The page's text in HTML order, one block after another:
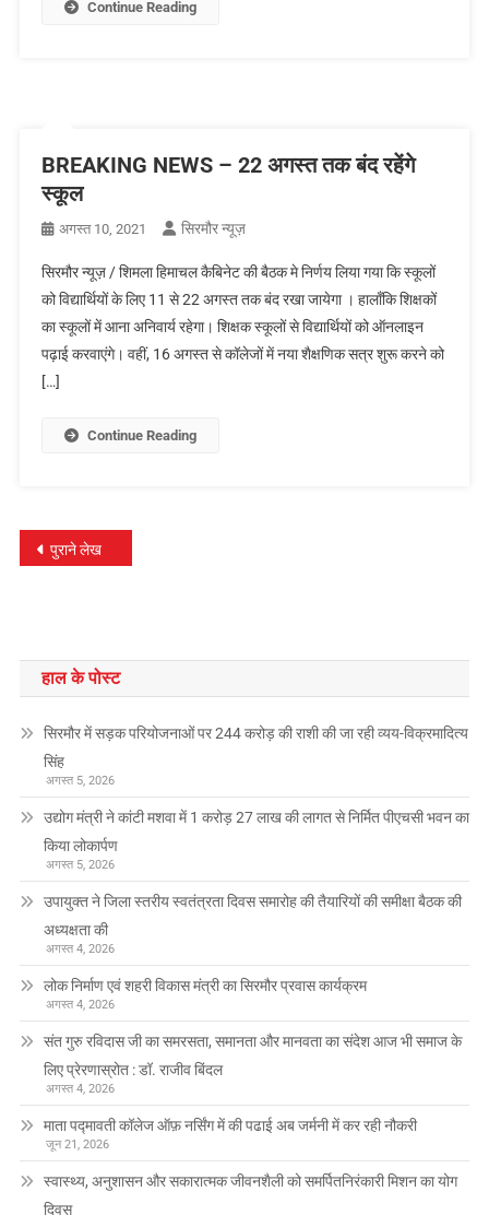
Continue Reading
BREAKING NEWS – 22 अगस्त तक बंद रहेंगे
स्कूल
अगस्त 10, 2021 सिरमौर न्यूज़
सिरमौर न्यूज़ / शिमला हिमाचल कैबिनेट की बैठक मे निर्णय लिया गया कि स्कूलों
को विद्यार्थियों के लिए 11 से 22 अगस्त तक बंद रखा जायेगा । हालाँकि शिक्षकों
का स्कूलों में आना अनिवार्य रहेगा। शिक्षक स्कूलों से विद्यार्थियों को ऑनलाइन
पढ़ाई करवाएंगे। वहीं, 16 अगस्त से कॉलेजों में नया शैक्षणिक सत्र शुरू करने को
[…]
Continue Reading
पोस्ट्स
पुराने लेख
हाल के पोस्ट
सिरमौर में सड़क परियोजनाओं पर 244 करोड़ की राशी की जा रही व्यय-विक्रमादित्य
सिंह
अगस्त 5, 2026
उद्योग मंत्री ने कांटी मशवा में 1 करोड़ 27 लाख की लागत से निर्मित पीएचसी भवन का
किया लोकार्पण
अगस्त 5, 2026
उपायुक्त ने जिला स्तरीय स्वतंत्रता दिवस समारोह की तैयारियों की समीक्षा बैठक की
अध्यक्षता की
अगस्त 4, 2026
लोक निर्माण एवं शहरी विकास मंत्री का सिरमौर प्रवास कार्यक्रम
अगस्त 4, 2026
संत गुरु रविदास जी का समरसता, समानता और मानवता का संदेश आज भी समाज के
लिए प्रेरणास्रोत : डॉ. राजीव बिंदल
अगस्त 4, 2026
माता पद्मावती कॉलेज ऑफ़ नर्सिंग में की पढाई अब जर्मनी में कर रही नौकरी
जून 21, 2026
स्वास्थ्य, अनुशासन और सकारात्मक जीवनशैली को समर्पितनिरंकारी मिशन का योग
दिवस